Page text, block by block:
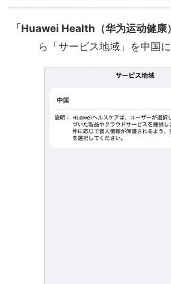
「Huawei Health（华为运动健康
ら「サービス地域」を中国に